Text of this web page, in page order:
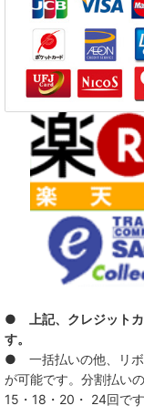
● 上記、クレジットカ
す。
● 一括払いの他、リボ
が可能です。分割払い
15・18・20・ 24回です